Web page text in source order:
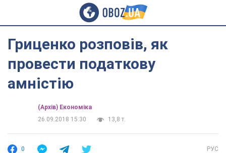
Гриценко розповів, як
провести податкову
амністію
(Архів) Економіка
26.09.2018 15:30
13,8 т.
0 РУС